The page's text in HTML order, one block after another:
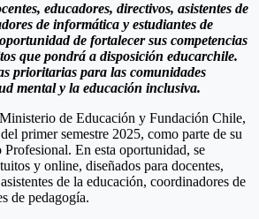
educadores, directivos, asistentes de
de informática y estudiantes de
de fortalecer sus competencias
que pondrá a disposición educarchile.
prioritarias para las comunidades
mental y la educación inclusiva.
de Educación y Fundación Chile,
primer semestre 2025, como parte de su
En esta oportunidad, se
y online, diseñados para docentes,
de la educación, coordinadores de
de pedagogía.